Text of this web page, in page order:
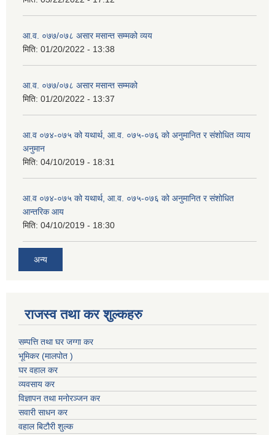
आ.व. ०७७/०७८ असार मसान्त सम्मको व्यय
मिति: 01/20/2022 - 13:38
आ.व. ०७७/०७८ असार मसान्त सम्मको
मिति: 01/20/2022 - 13:37
आ.व ०७४-०७५ को यथार्थ, आ.व. ०७५-०७६ को अनुमानित र संशोधित व्याय
अनुमान
मिति: 04/10/2019 - 18:31
आ.व ०७४-०७५ को यथार्थ, आ.व. ०७५-०७६ को अनुमानित र संशोधित
आन्तरिक आय
मिति: 04/10/2019 - 18:30
अन्य
राजस्व तथा कर शुल्कहरु
सम्पत्ति तथा घर जग्गा कर
भूमिकर (मालपोत )
घर वहाल कर
व्यवसाय कर
विज्ञापन तथा मनोरञ्जन कर
सवारी साधन कर
वहाल बिटौरी शुल्क